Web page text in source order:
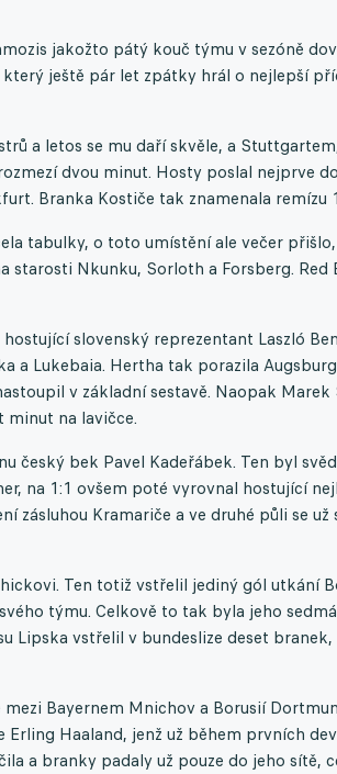
jakožto pátý kouč týmu v sezóně
ještě pár let zpátky hrál o nejlepší
a letos se mu daří skvěle, a
dvou minut. Hosty poslal nejprve
Branka Kostiče tak znamenala remízu
tabulky, o toto umístění ale večer
starosti Nkunku, Sorloth a Forsberg. Red
slovenský reprezentant Laszló
a Lukebaia. Hertha tak porazila
v základní sestavě. Naopak Marek
minut na lavičce.
český bek Pavel Kadeřábek. Ten byl
na 1:1 ovšem poté vyrovnal hostující
zásluhou Kramariče a ve druhé půli se už
Ten totiž vstřelil jediný gól utkání
týmu. Celkově to tak byla jeho
Lipska vstřelil v bundeslize deset branek,
Bayernem Mnichov a Borusií
Erling Haaland, jenž už během prvních
a branky padaly už pouze do jeho sítě,